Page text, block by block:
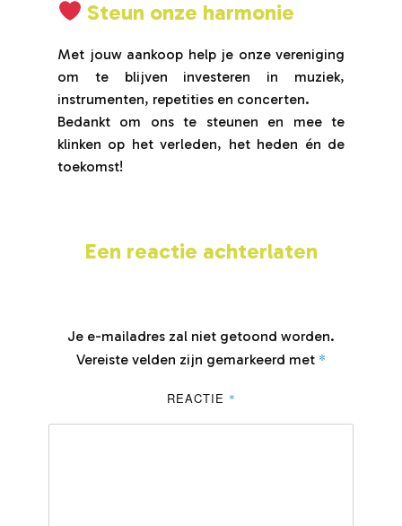
Steun onze harmonie
Met jouw aankoop help je onze vereniging
om te blijven investeren in muziek,
instrumenten, repetities en concerten.
Bedankt om ons te steunen en mee te
klinken op het verleden, het heden én de
toekomst!
Een reactie achterlaten
Je e-mailadres zal niet getoond worden.
Vereiste velden zijn gemarkeerd met *
REACTIE *